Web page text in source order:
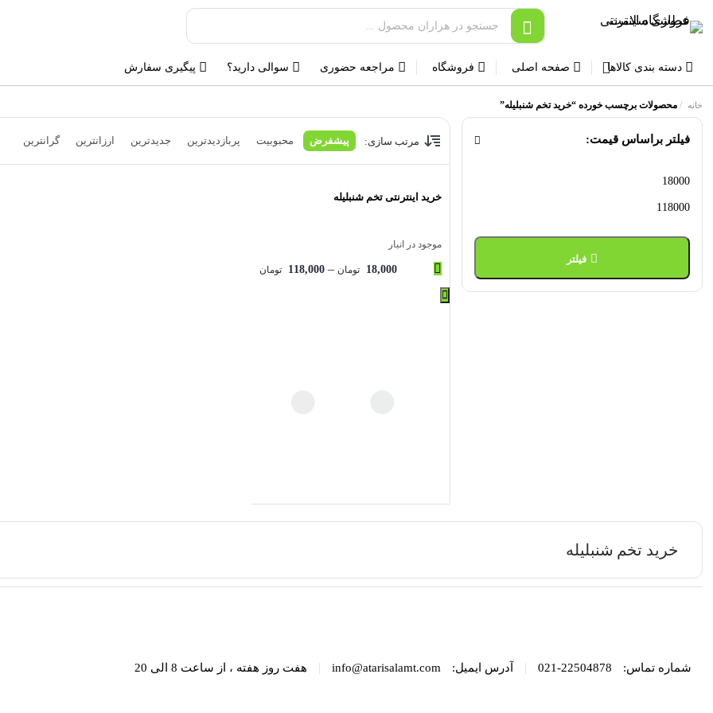
دسته بندی کالاها صفحه اصلی فروشگاه مراجعه حضوری سوالی دارید؟ پیگیری سفارش
خانه /محصولات برچسب خورده “خرید تخم شنبلیله”
فیلتر براساس قیمت:
حداقل
قیمت
حداکثر
قیمت
فیلتر
مرتب سازی: پیشفرض محبوبیت پربازدیدترین جدیدترین ارزانترین گرانترین
خرید اینترنتی تخم شنبلیله
موجود در انبار
18,000 تومان–
118,000 تومان
خرید تخم شنبلیله
شماره تماس: 22504878-021
| آدرس ایمیل: info@atarisalamt.com
| هفت روز هفته ، از ساعت 8 الی 20